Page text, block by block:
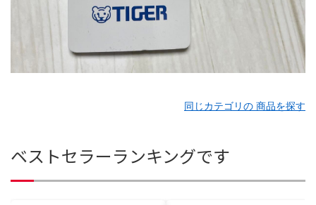
同じカテゴリの 商品を探す
ベストセラーランキングです